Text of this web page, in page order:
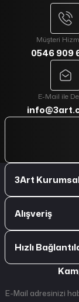
Müşteri
0546 909
E-Mail ile
3Art
Alışveriş
Hızlı
E-Mail adresinizi